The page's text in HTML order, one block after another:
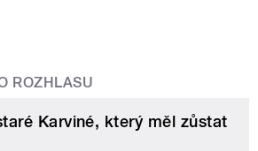
ROZHLASU
Karviné, který měl zůstat